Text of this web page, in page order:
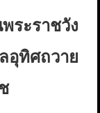
ระราชวัง
อุทิศถวาย